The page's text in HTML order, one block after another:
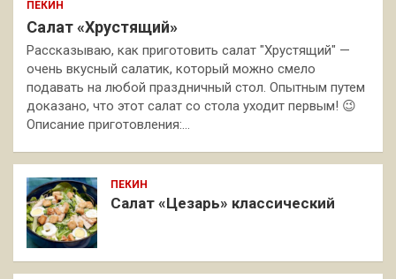
ПЕКИН
Салат «Хрустящий»
Рассказываю, как приготовить салат "Хрустящий" —
очень вкусный салатик, который можно смело
подавать на любой праздничный стол. Опытным путем
доказано, что этот салат со стола уходит первым! 😉
Описание приготовления:…
ПЕКИН
Салат «Цезарь» классический